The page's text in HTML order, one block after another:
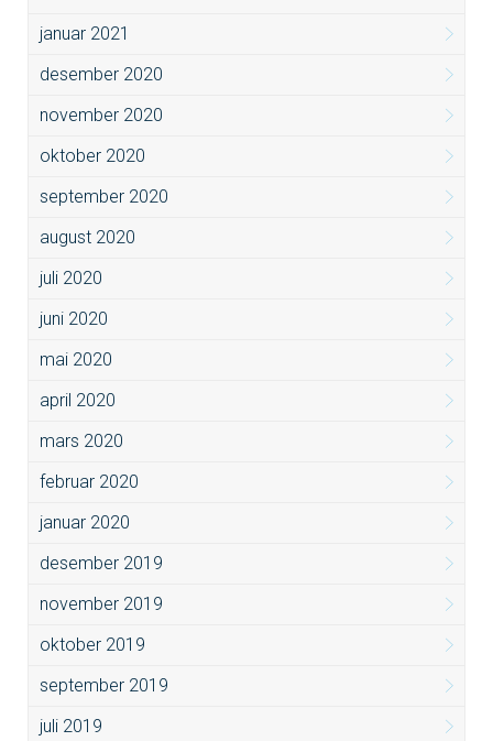
januar 2021
desember 2020
november 2020
oktober 2020
september 2020
august 2020
juli 2020
juni 2020
mai 2020
april 2020
mars 2020
februar 2020
januar 2020
desember 2019
november 2019
oktober 2019
september 2019
juli 2019